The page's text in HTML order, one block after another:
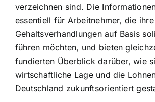
verzeichnen sind. Die
essentiell für Arbeitnehmer, die ihre
Gehaltsverhandlungen auf Basis
führen möchten, und bieten
fundierten Überblick darüber, wie
wirtschaftliche Lage und die
Deutschland zukunftsorientiert